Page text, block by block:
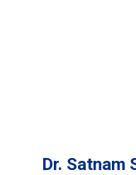
Dr. Satnam